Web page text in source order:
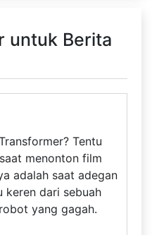
untuk Berita
Tentu
menonton film
adalah saat adegan
keren dari sebuah
yang gagah.